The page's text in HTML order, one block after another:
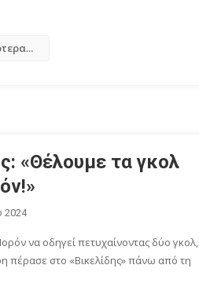
«Θέλουμε τα γκολ
2024
να οδηγεί πετυχαίνοντας δύο γκολ,
πέρασε στο «Βικελίδης» πάνω από τη